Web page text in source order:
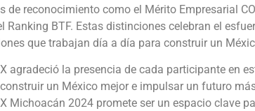
de reconocimiento como el Mérito Empresarial
Ranking BTF. Estas distinciones celebran el
que trabajan día a día para construir un
agradeció la presencia de cada participante en
un México mejor e impulsar un futuro
Michoacán 2024 promete ser un espacio clave